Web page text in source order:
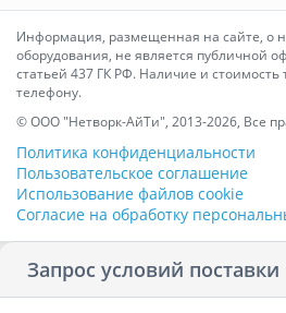
Информация, размещенная на сайте, о
оборудования, не является публичной
статьей 437 ГК РФ. Наличие и стоимость
телефону.
© ООО "Нетворк-АйТи", 2013-2026, Все
Политика конфиденциальности
Пользовательское соглашение
Использование файлов cookie
Согласие на обработку
Запрос условий поставки